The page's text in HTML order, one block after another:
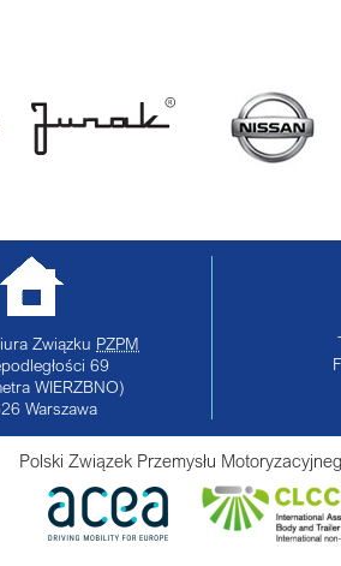
Związku PZPM
69
WIERZBNO)
Warszawa
Polski Związek Przemysłu